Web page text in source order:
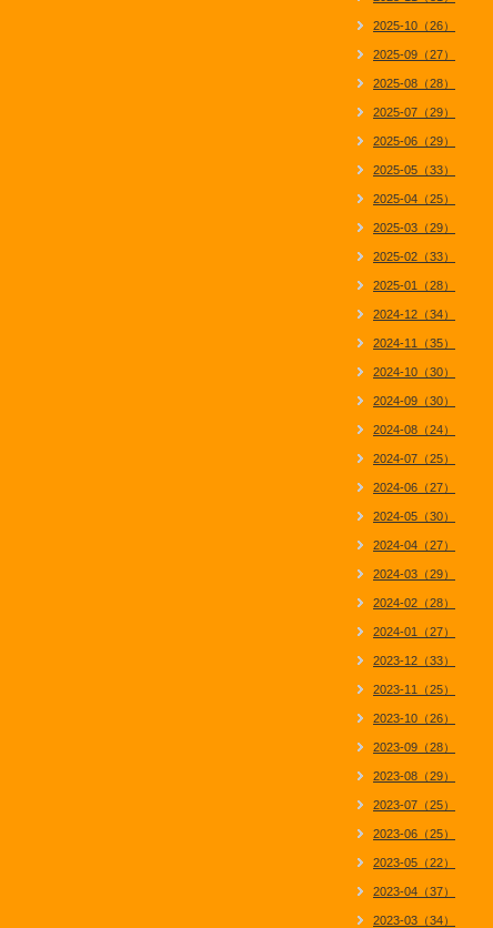
2025-10（26）
2025-09（27）
2025-08（28）
2025-07（29）
2025-06（29）
2025-05（33）
2025-04（25）
2025-03（29）
2025-02（33）
2025-01（28）
2024-12（34）
2024-11（35）
2024-10（30）
2024-09（30）
2024-08（24）
2024-07（25）
2024-06（27）
2024-05（30）
2024-04（27）
2024-03（29）
2024-02（28）
2024-01（27）
2023-12（33）
2023-11（25）
2023-10（26）
2023-09（28）
2023-08（29）
2023-07（25）
2023-06（25）
2023-05（22）
2023-04（37）
2023-03（34）